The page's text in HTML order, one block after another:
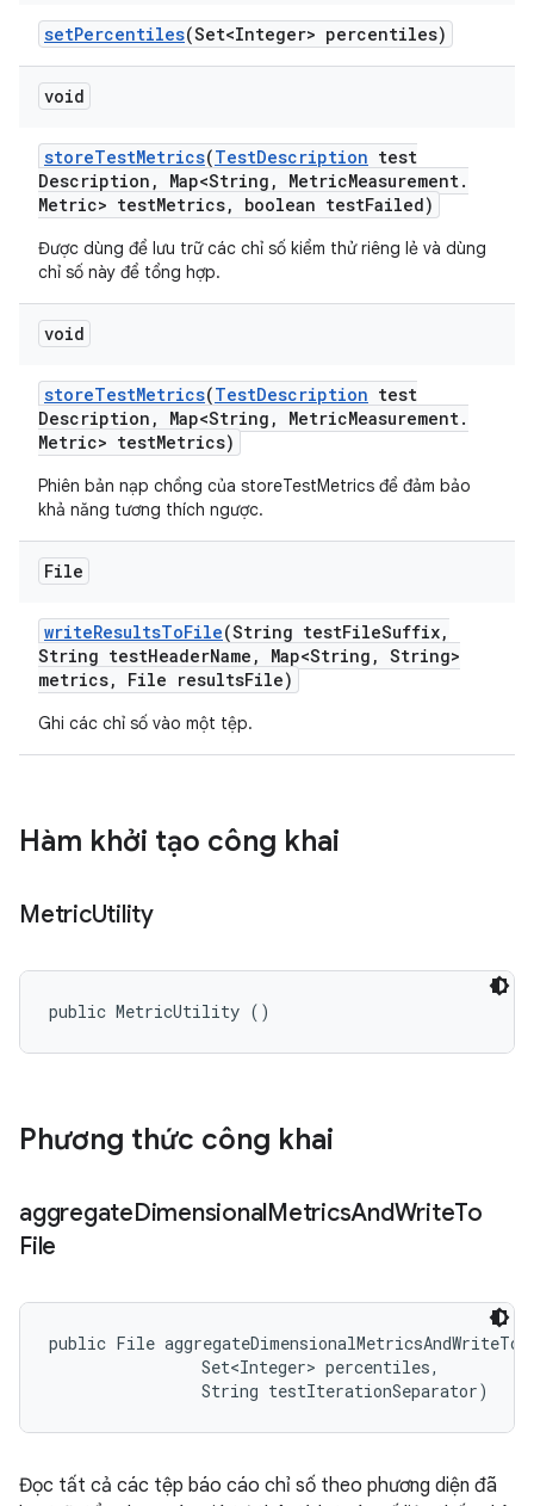
setPercentiles(Set<Integer> percentiles)
void
storeTestMetrics(TestDescription test
Description , Map<String , MetricMeasurement.
Metric> testMetrics, boolean testFailed)
Được dùng để lưu trữ các chỉ số kiểm thử riêng lẻ và dùng
chỉ số này để tổng hợp.
void
storeTestMetrics(TestDescription test
Description , Map<String , MetricMeasurement.
Metric> testMetrics)
Phiên bản nạp chồng của storeTestMetrics để đảm bảo
khả năng tương thích ngược.
File
writeResultsToFile(String testFileSuffix,
String testHeaderName , Map<String , String>
metrics, File resultsFile)
Ghi các chỉ số vào một tệp.
Hàm khởi tạo công khai
MetricUtility
public MetricUtility ()
Phương thức công khai
aggregateDimensionalMetricsAndWriteTo
File
public File
                Set<Integer> percentiles,
                String testIterationSeparator)
Đọc tất cả các tệp báo cáo chỉ số theo phương diện đã